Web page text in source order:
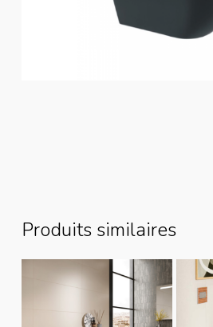
Produits similaires